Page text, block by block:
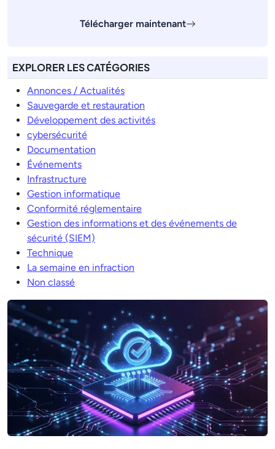
Télécharger maintenant
EXPLORER LES CATÉGORIES
Annonces / Actualités
Sauvegarde et restauration
Développement des activités
cybersécurité
Documentation
Événements
Infrastructure
Gestion informatique
Conformité réglementaire
Gestion des informations et des événements de
sécurité (SIEM)
Technique
La semaine en infraction
Non classé